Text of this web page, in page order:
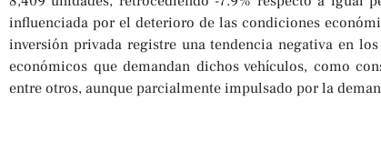
influenciada por el deterioro de las condiciones
inversión privada registre una tendencia negativa en
económicos que demandan dichos vehículos, como
entre otros, aunque parcialmente impulsado por la